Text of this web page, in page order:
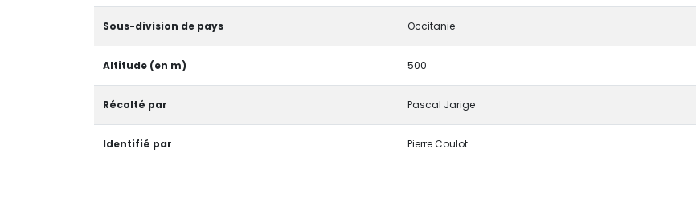
Sous-division de pays Occitanie
Altitude (en m) 500
Récolté par Pascal Jarige
Identifié par Pierre Coulot